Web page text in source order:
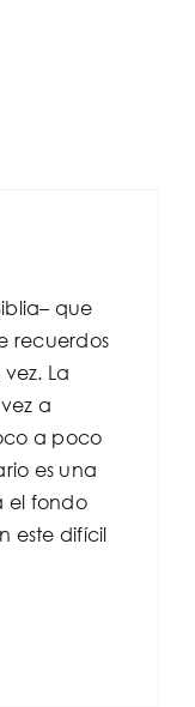
que
recuerdos
La
a
a poco
es una
el fondo
este difícil